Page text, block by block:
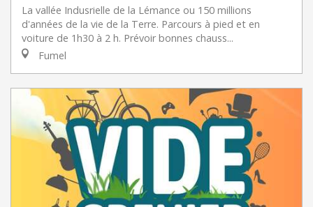
La vallée Indusrielle de la Lémance ou 150 millions
d'années de la vie de la Terre. Parcours à pied et en
voiture de 1h30 à 2 h. Prévoir bonnes chauss...
Fumel